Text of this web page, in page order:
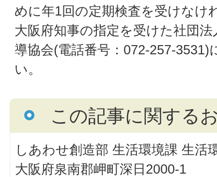
めに年1回の定期検査を受けなけ
大阪府知事の指定を受けた社団
導協会(電話番号：072-257-3531)
い。
この記事に関する
しあわせ創造部 生活環境課 生活
大阪府泉南郡岬町深日2000-1